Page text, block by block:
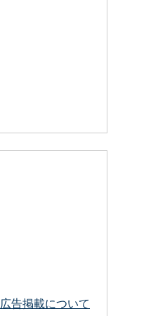
広告掲載について